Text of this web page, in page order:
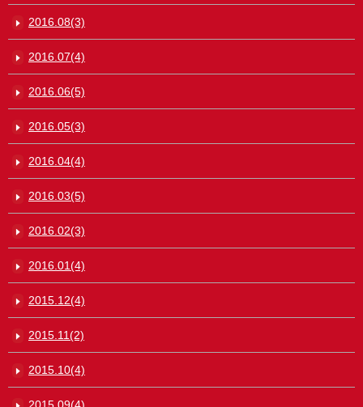
2016.08(3)
2016.07(4)
2016.06(5)
2016.05(3)
2016.04(4)
2016.03(5)
2016.02(3)
2016.01(4)
2015.12(4)
2015.11(2)
2015.10(4)